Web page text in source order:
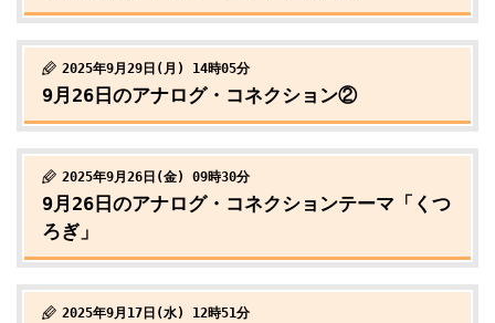
2025年9月29日(月) 14時05分
9月26日のアナログ・コネクション②
2025年9月26日(金) 09時30分
9月26日のアナログ・コネクションテーマ「くつ
ろぎ」
2025年9月17日(水) 12時51分